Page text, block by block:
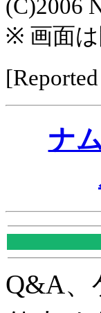
(C)2006
※ 画面は
ナ
Q&A、